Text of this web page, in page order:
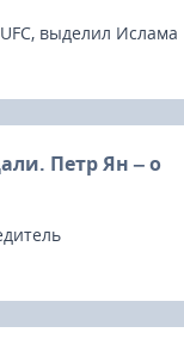
выделил Ислама
на 2025 год.
Петр Ян – о
недавно